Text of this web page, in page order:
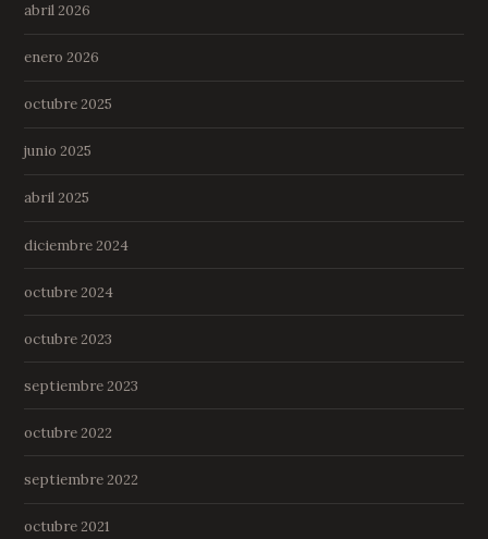
abril 2026
enero 2026
octubre 2025
junio 2025
abril 2025
diciembre 2024
octubre 2024
octubre 2023
septiembre 2023
octubre 2022
septiembre 2022
octubre 2021